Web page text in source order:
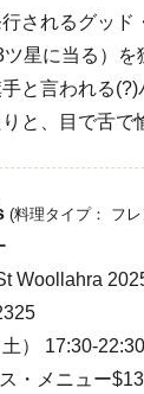
されるグッド
星に当る）
と言われる(?)
と、目で舌で
(料理タイプ： フ
Woollahra
） 17:30-22:30
・メニュー